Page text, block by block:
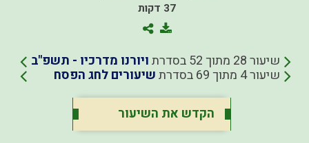
37 דקות
שיעור 28 מתוך 52 בסדרת ויורנו מדרכיו - תשפ"ב
שיעור 4 מתוך 69 בסדרת שיעורים לחג הפסח
הקדש את השיעור